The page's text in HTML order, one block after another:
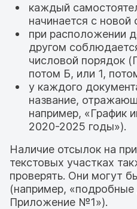
каждый
начинается с новой
при расположении
другом
числовой
потом Б, или 1,
у каждого
название,
например, «График
2020-2025 годы»).
Наличие отсылок на
текстовых участках
проверять. Они могут
(например,
Приложение №1»).